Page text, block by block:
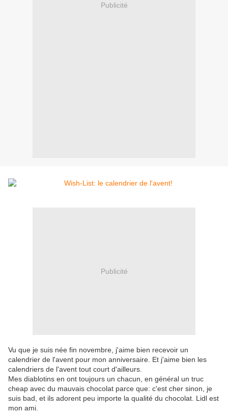
Publicité
Publicité
Vu que je suis née fin novembre, j'aime bien recevoir un
calendrier de l'avent pour mon anniversaire. Et j'aime bien les
calendriers de l'avent tout court d'ailleurs.
Mes diablotins en ont toujours un chacun, en général un truc
cheap avec du mauvais chocolat parce que: c'est cher sinon, je
suis bad, et ils adorent peu importe la qualité du chocolat. Lidl est
mon ami.